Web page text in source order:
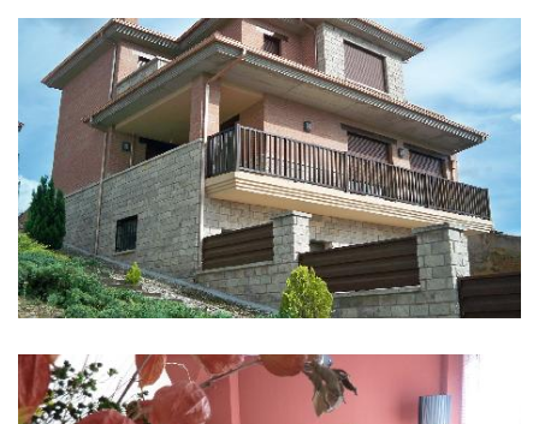
meus
cadernos
GALERIA
DE
IMAGENS